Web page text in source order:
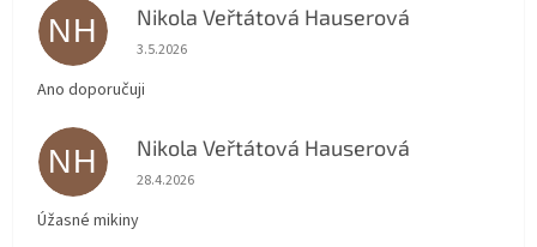
NH Nikola Veřtátová Hauserová
Hodnocení obchodu je 5 z 5 hvězdiček.
3.5.2026
Ano doporučuji
NH Nikola Veřtátová Hauserová
Hodnocení obchodu je 5 z 5 hvězdiček.
28.4.2026
Úžasné mikiny